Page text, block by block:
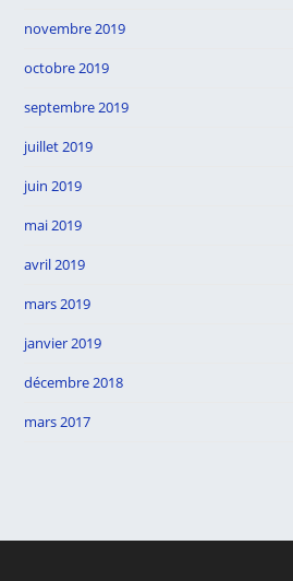
novembre 2019
octobre 2019
septembre 2019
juillet 2019
juin 2019
mai 2019
avril 2019
mars 2019
janvier 2019
décembre 2018
mars 2017